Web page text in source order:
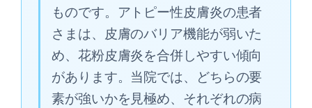
ものです。アトピー性皮膚炎の患者
さまは、皮膚のバリア機能が弱いた
め、花粉皮膚炎を合併しやすい傾向
があります。当院では、どちらの要
素が強いかを見極め、それぞれの病